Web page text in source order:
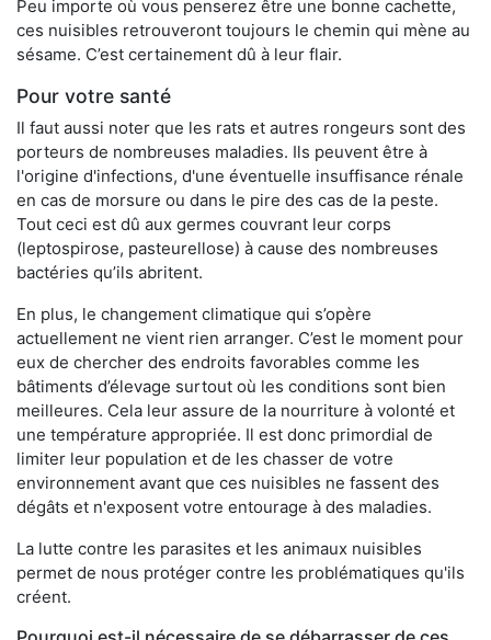
Peu importe où vous penserez être une bonne cachette,
ces nuisibles retrouveront toujours le chemin qui mène au
sésame. C’est certainement dû à leur flair.
Pour votre santé
Il faut aussi noter que les rats et autres rongeurs sont des
porteurs de nombreuses maladies. Ils peuvent être à
l'origine d'infections, d'une éventuelle insuffisance rénale
en cas de morsure ou dans le pire des cas de la peste.
Tout ceci est dû aux germes couvrant leur corps
(leptospirose, pasteurellose) à cause des nombreuses
bactéries qu’ils abritent.
En plus, le changement climatique qui s’opère
actuellement ne vient rien arranger. C’est le moment pour
eux de chercher des endroits favorables comme les
bâtiments d’élevage surtout où les conditions sont bien
meilleures. Cela leur assure de la nourriture à volonté et
une température appropriée. Il est donc primordial de
limiter leur population et de les chasser de votre
environnement avant que ces nuisibles ne fassent des
dégâts et n'exposent votre entourage à des maladies.
La lutte contre les parasites et les animaux nuisibles
permet de nous protéger contre les problématiques qu'ils
créent.